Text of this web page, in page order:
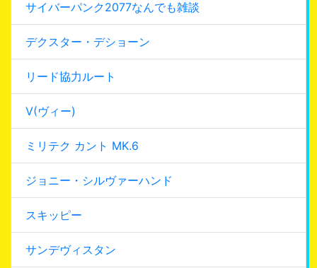
サイバーパンク2077なんでも雑談
デクスター・デショーン
リード協力ルート
V(ヴィー)
ミリテク カント MK.6
ジョニー・シルヴァーハンド
スキッピー
サンデヴィスタン